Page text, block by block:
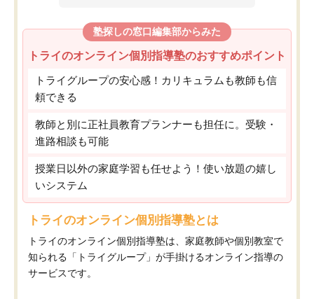
塾探しの窓口編集部からみた
トライのオンライン個別指導塾のおすすめポイント
トライグループの安心感！カリキュラムも教師も信
頼できる
教師と別に正社員教育プランナーも担任に。受験・
進路相談も可能
授業日以外の家庭学習も任せよう！使い放題の嬉し
いシステム
トライのオンライン個別指導塾とは
トライのオンライン個別指導塾は、家庭教師や個別教室で
知られる「トライグループ」が手掛けるオンライン指導の
サービスです。